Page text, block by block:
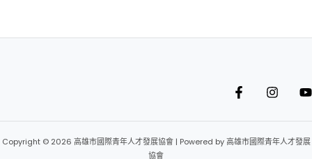
Copyright © 2026 高雄市國際青年人才發展協會 | Powered by 高雄市國際青年人才發展
協會